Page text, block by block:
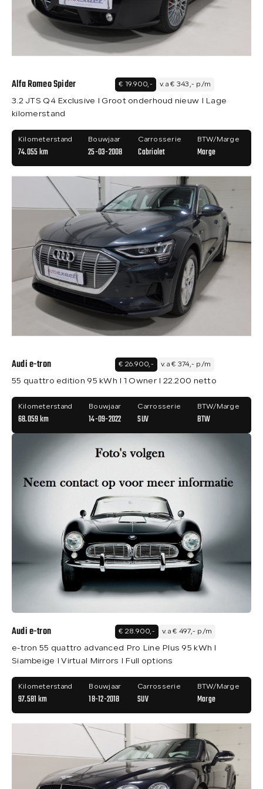
Over ons
Alfa Romeo Spider € 19.900,- v.a € 343,- p/m
3.2 JTS Q4 Exclusive I Groot onderhoud nieuw I Lage
kilomerstand
Kilometerstand
74.055 km
Bouwjaar
25-03-2008
Carrosserie
Cabriolet
BTW/Marge
Marge
Audi e-tron € 26.900,- v.a € 374,- p/m
55 quattro edition 95 kWh I 1 Owner I 22.200 netto
Kilometerstand
68.059 km
Bouwjaar
14-09-2022
Carrosserie
SUV
BTW/Marge
BTW
Audi e-tron € 28.900,- v.a € 497,- p/m
e-tron 55 quattro advanced Pro Line Plus 95 kWh I
Siambeige I Virtual Mirrors I Full options
Kilometerstand
97.581 km
Bouwjaar
18-12-2018
Carrosserie
SUV
BTW/Marge
Marge